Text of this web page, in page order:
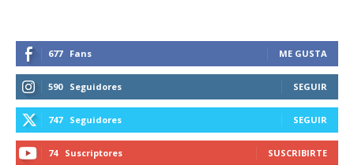
677 Fans ME GUSTA
590 Seguidores SEGUIR
747 Seguidores SEGUIR
74 Suscriptores SUSCRIBIRTE